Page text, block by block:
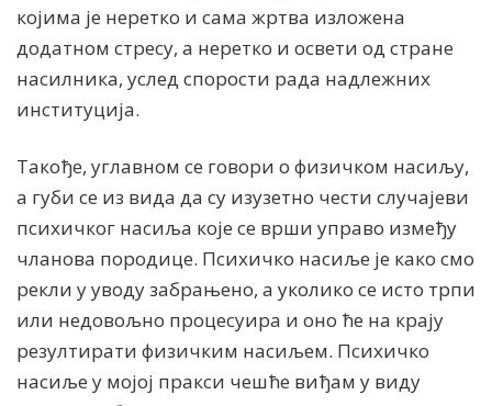
којима је неретко и сама жртва изложена
додатном стресу, а неретко и освети од стране
насилника, услед спорости рада надлежних
институција.
Такође, углавном се говори о физичком насиљу,
а губи се из вида да су изузетно чести случајеви
психичког насиља које се врши управо између
чланова породице. Психичко насиље је како смо
рекли у уводу забрањено, а уколико се исто трпи
или недовољно процесуира и оно ће на крају
резултирати физичким насиљем. Психичко
насиље у мојој пракси чешће виђам у виду